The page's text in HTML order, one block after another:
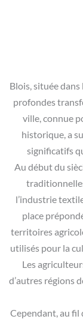
Blois, située
profondes
ville, connue
historique, a
significatifs
Au début du
l’industrie
place
territoires
utilisés pour la
Les
d’autres régions
Cependant, au fil